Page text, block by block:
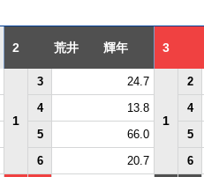
2 荒井 輝年 3
1
3 24.7
1
2
4 13.8
4
5 66.0
5
6 20.7 6